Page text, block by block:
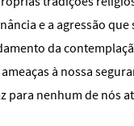
e a agressão
da
à nossa
para nenhum de nós